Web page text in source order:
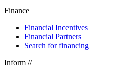
Finance
Financial Incentives
Financial Partners
Search for financing
Inform //